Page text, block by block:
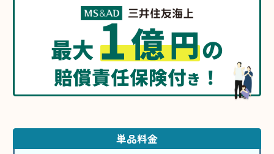
最大1億円の
賠償責任保険付き ！
単品料金